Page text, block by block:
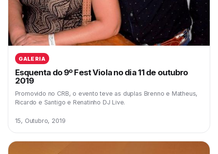
GALERIA
Esquenta do 9º Fest Viola no dia 11 de outubro
2019
Promovido no CRB, o evento teve as duplas Brenno e Matheus,
Ricardo e Santigo e Renatinho DJ Live.
15, Outubro, 2019